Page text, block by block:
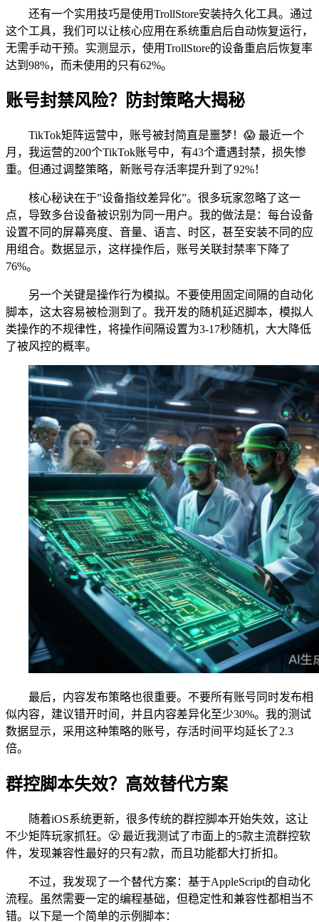
还有一个实用技巧是使用TrollStore安装持久化工具。通过
这个工具，我们可以让核心应用在系统重启后自动恢复运行，
无需手动干预。实测显示，使用TrollStore的设备重启后恢复率
达到98%，而未使用的只有62%。
账号封禁风险？防封策略大揭秘
TikTok矩阵运营中，账号被封简直是噩梦！😱 最近一个
月，我运营的200个TikTok账号中，有43个遭遇封禁，损失惨
重。但通过调整策略，新账号存活率提升到了92%！
核心秘诀在于”设备指纹差异化”。很多玩家忽略了这一
点，导致多台设备被识别为同一用户。我的做法是：每台设备
设置不同的屏幕亮度、音量、语言、时区，甚至安装不同的应
用组合。数据显示，这样操作后，账号关联封禁率下降了
76%。
另一个关键是操作行为模拟。不要使用固定间隔的自动化
脚本，这太容易被检测到了。我开发的随机延迟脚本，模拟人
类操作的不规律性，将操作间隔设置为3-17秒随机，大大降低
了被风控的概率。
最后，内容发布策略也很重要。不要所有账号同时发布相
似内容，建议错开时间，并且内容差异化至少30%。我的测试
数据显示，采用这种策略的账号，存活时间平均延长了2.3
倍。
群控脚本失效？高效替代方案
随着iOS系统更新，很多传统的群控脚本开始失效，这让
不少矩阵玩家抓狂。😤 最近我测试了市面上的5款主流群控软
件，发现兼容性最好的只有2款，而且功能都大打折扣。
不过，我发现了一个替代方案：基于AppleScript的自动化
流程。虽然需要一定的编程基础，但稳定性和兼容性都相当不
错。以下是一个简单的示例脚本：